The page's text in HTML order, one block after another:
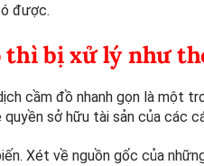
được.
thì bị xử lý như
cầm đồ nhanh gọn là một
sở hữu tài sản của các
Xét về nguồn gốc của